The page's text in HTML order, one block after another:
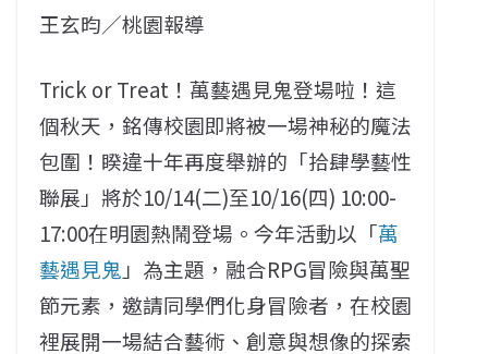
王玄昀／桃園報導
Trick or Treat！萬藝遇見鬼登場啦！這
個秋天，銘傳校園即將被一場神秘的魔法
包圍！睽違十年再度舉辦的「拾肆學藝性
聯展」將於10/14(二)至10/16(四) 10:00-
17:00在明園熱鬧登場。今年活動以「萬
藝遇見鬼 」為主題，融合RPG冒險與萬聖
節元素，邀請同學們化身冒險者，在校園
裡展開一場結合藝術、創意與想像的探索